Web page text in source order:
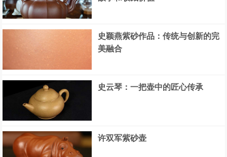
史颖燕紫砂作品：传统与创新的完
美融合
史云琴：一把壶中的匠心传承
许双军紫砂壶